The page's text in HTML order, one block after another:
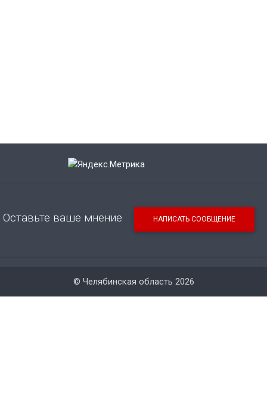
Оставьте ваше мнение НАПИСАТЬ СООБЩЕНИЕ
© Челябинская область 2026